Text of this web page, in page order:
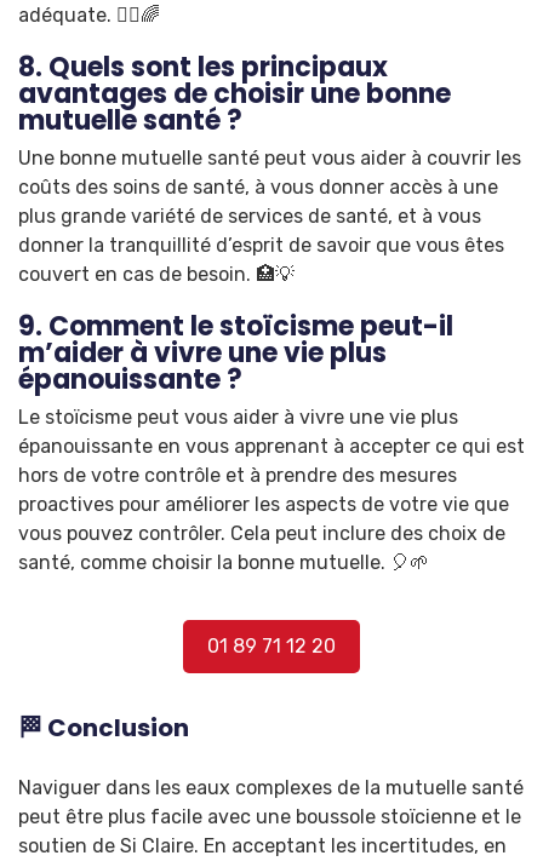
adéquate. 🧘‍♂️🌈
8. Quels sont les principaux
avantages de choisir une bonne
mutuelle santé ?
Une bonne mutuelle santé peut vous aider à couvrir les
coûts des soins de santé, à vous donner accès à une
plus grande variété de services de santé, et à vous
donner la tranquillité d’esprit de savoir que vous êtes
couvert en cas de besoin. 🏥💡
9. Comment le stoïcisme peut-il
m’aider à vivre une vie plus
épanouissante ?
Le stoïcisme peut vous aider à vivre une vie plus
épanouissante en vous apprenant à accepter ce qui est
hors de votre contrôle et à prendre des mesures
proactives pour améliorer les aspects de votre vie que
vous pouvez contrôler. Cela peut inclure des choix de
santé, comme choisir la bonne mutuelle. 🎈🌱
01 89 71 12 20
🏁 Conclusion
Naviguer dans les eaux complexes de la mutuelle santé
peut être plus facile avec une boussole stoïcienne et le
soutien de Si Claire. En acceptant les incertitudes, en